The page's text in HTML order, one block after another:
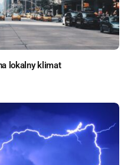
lokalny klimat